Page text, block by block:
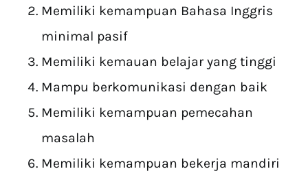
Memiliki kemampuan Bahasa Inggris
minimal pasif
Memiliki kemauan belajar yang tinggi
Mampu berkomunikasi dengan baik
Memiliki kemampuan pemecahan
masalah
Memiliki kemampuan bekerja mandiri